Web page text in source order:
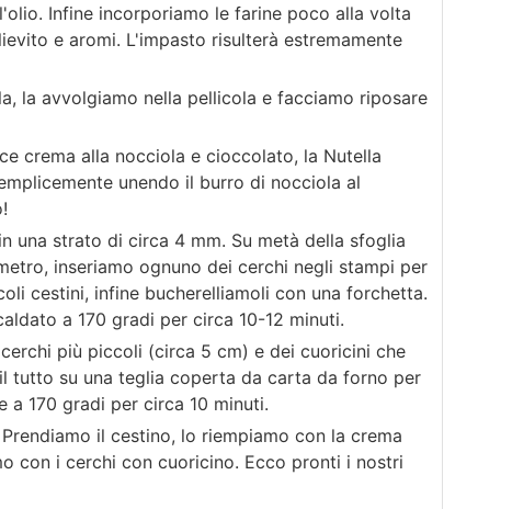
Infine incorporiamo le farine poco alla volta
e aromi. L'impasto risulterà estremamente
la avvolgiamo nella pellicola e facciamo riposare
crema alla nocciola e cioccolato, la Nutella
unendo il burro di nocciola al
una strato di circa 4 mm. Su metà della sfoglia
inseriamo ognuno dei cerchi negli stampi per
cestini, infine bucherelliamoli con una forchetta.
a 170 gradi per circa 10-12 minuti.
più piccoli (circa 5 cm) e dei cuoricini che
tutto su una teglia coperta da carta da forno per
170 gradi per circa 10 minuti.
il cestino, lo riempiamo con la crema
con i cerchi con cuoricino. Ecco pronti i nostri